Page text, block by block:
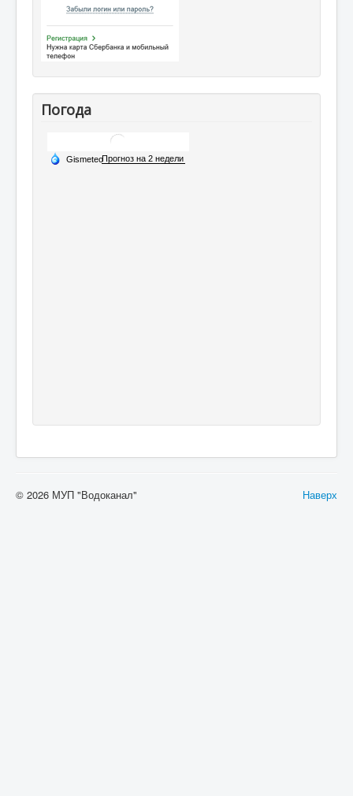
Погода
Наверх
© 2026 МУП "Водоканал"